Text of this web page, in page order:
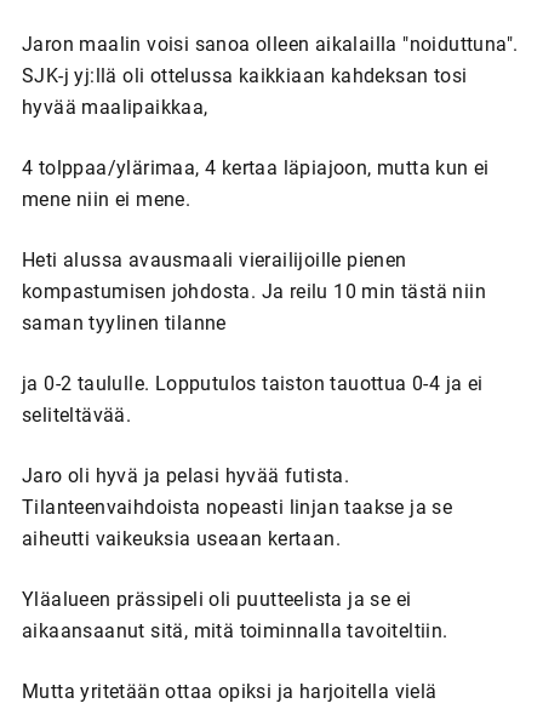
Jaron maalin voisi sanoa olleen aikalailla "noiduttuna".
SJK-j yj:llä oli ottelussa kaikkiaan kahdeksan tosi
hyvää maalipaikkaa,
4 tolppaa/ylärimaa, 4 kertaa läpiajoon, mutta kun ei
mene niin ei mene.
Heti alussa avausmaali vierailijoille pienen
kompastumisen johdosta. Ja reilu 10 min tästä niin
saman tyylinen tilanne
ja 0-2 taululle. Lopputulos taiston tauottua 0-4 ja ei
seliteltävää.
Jaro oli hyvä ja pelasi hyvää futista.
Tilanteenvaihdoista nopeasti linjan taakse ja se
aiheutti vaikeuksia useaan kertaan.
Yläalueen prässipeli oli puutteelista ja se ei
aikaansaanut sitä, mitä toiminnalla tavoiteltiin.
Mutta yritetään ottaa opiksi ja harjoitella vielä